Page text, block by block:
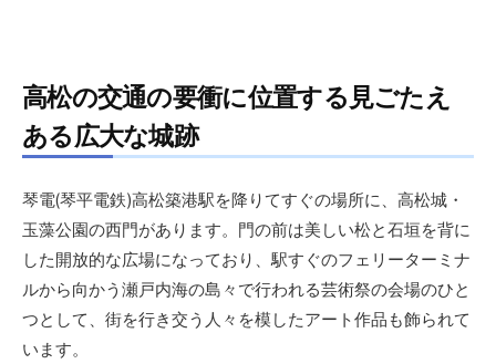
高松の交通の要衝に位置する見ごたえ
ある広大な城跡
琴電(琴平電鉄)高松築港駅を降りてすぐの場所に、高松城・
玉藻公園の西門があります。門の前は美しい松と石垣を背に
した開放的な広場になっており、駅すぐのフェリーターミナ
ルから向かう瀬戸内海の島々で行われる芸術祭の会場のひと
つとして、街を行き交う人々を模したアート作品も飾られて
います。